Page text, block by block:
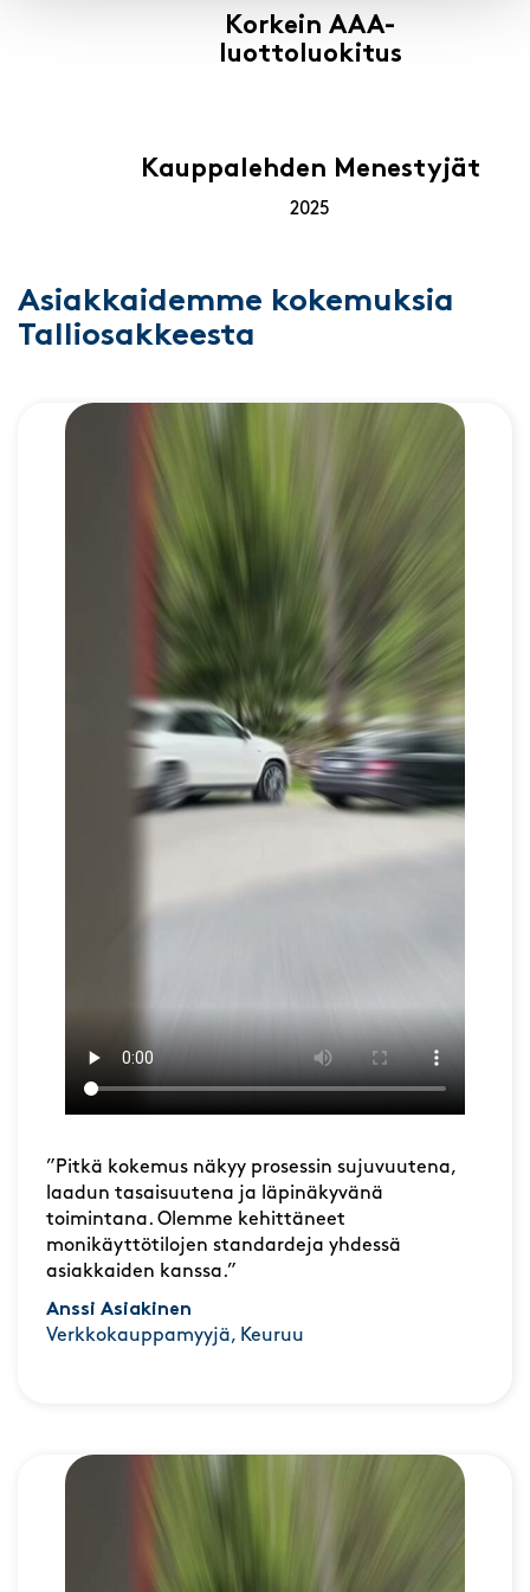
Korkein AAA-
luottoluokitus
Kauppalehden Menestyjät
2025
Asiakkaidemme kokemuksia
Talliosakkeesta
”Pitkä kokemus näkyy prosessin sujuvuutena,
laadun tasaisuutena ja läpinäkyvänä
toimintana. Olemme kehittäneet
monikäyttötilojen standardeja yhdessä
asiakkaiden kanssa.”
Anssi Asiakinen
Verkkokauppamyyjä, Keuruu